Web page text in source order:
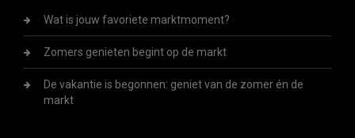
Wat is jouw favoriete marktmoment?
Zomers genieten begint op de markt
De vakantie is begonnen: geniet van de zomer én de
markt